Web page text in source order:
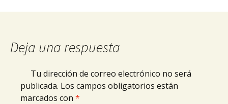
Deja una respuesta
Tu dirección de correo electrónico no será
publicada. Los campos obligatorios están
marcados con *